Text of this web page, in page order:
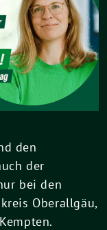
den
der
bei den
Oberallgäu,